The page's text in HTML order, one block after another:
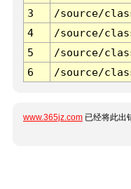
3 /source/
4
/source/
5
/source/
6
/source/
www.365jz.com 已经将此出